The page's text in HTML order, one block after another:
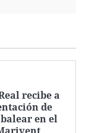
recibe a
de
en el